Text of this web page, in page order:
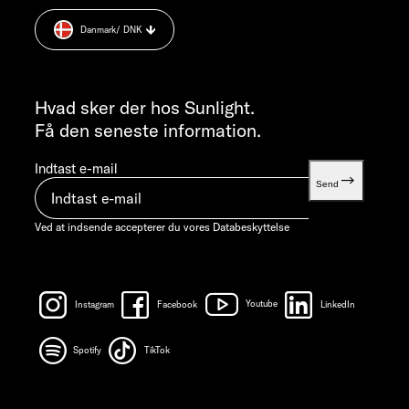
MANDAG-TORSDAG 07:30 - 12:00 OG 13:00 - 16:00 / FREDAG ​​
07:30 - 12:00
info@sunlight.de
Cookie Consent
Vægt information
Hvad sker der hos Sunlight.
Få den seneste information.
Indtast e-mail
Send
Ved at indsende accepterer du vores Databeskyttelse
Instagram Facebook Youtube LinkedIn
Spotify TikTok
Danmark/ DNK